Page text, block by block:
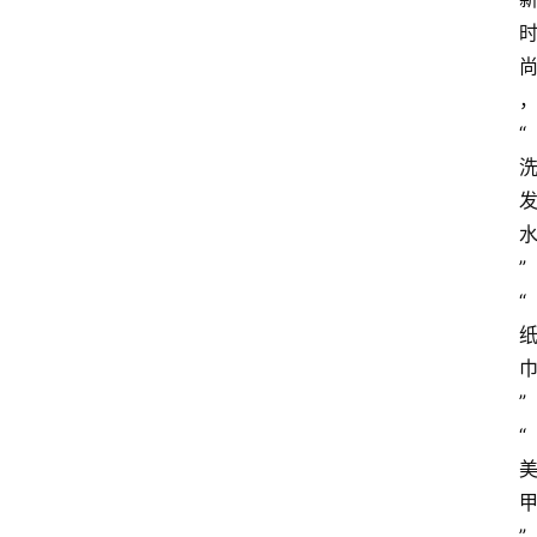
时
尚
，
“
洗
发
水
”
“
纸
巾
”
“
美
甲